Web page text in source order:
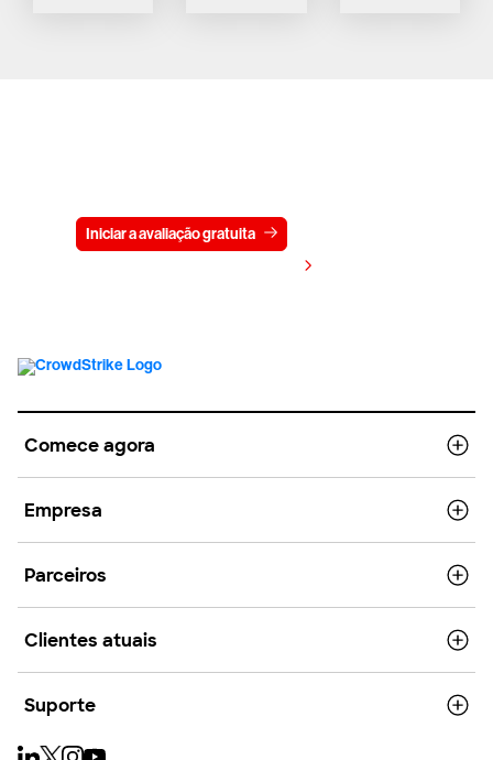
Iniciar a avaliação gratuita
Comece agora
Empresa
Parceiros
Clientes atuais
Suporte